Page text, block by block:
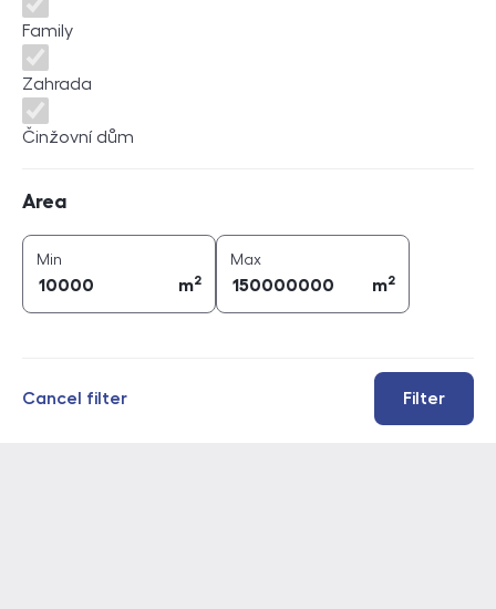
Family
Zahrada
Činžovní dům
Area
Min
m2
Maxarea (
m2
Filter
Cancel filter